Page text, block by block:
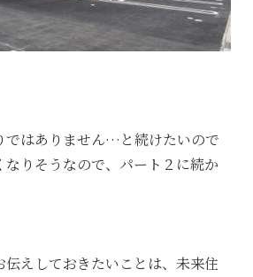
ではありません…と続けたいので
なりそうなので、パート２に続か
伝えしておきたいことは、未来住